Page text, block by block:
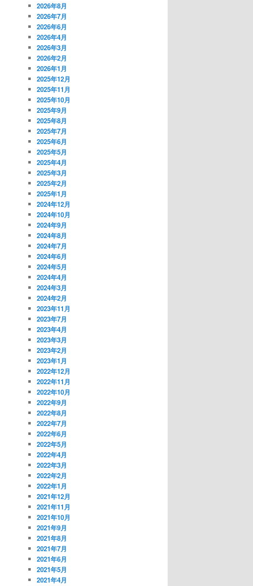
2026年8月
2026年7月
2026年6月
2026年4月
2026年3月
2026年2月
2026年1月
2025年12月
2025年11月
2025年10月
2025年9月
2025年8月
2025年7月
2025年6月
2025年5月
2025年4月
2025年3月
2025年2月
2025年1月
2024年12月
2024年10月
2024年9月
2024年8月
2024年7月
2024年6月
2024年5月
2024年4月
2024年3月
2024年2月
2023年11月
2023年7月
2023年4月
2023年3月
2023年2月
2023年1月
2022年12月
2022年11月
2022年10月
2022年9月
2022年8月
2022年7月
2022年6月
2022年5月
2022年4月
2022年3月
2022年2月
2022年1月
2021年12月
2021年11月
2021年10月
2021年9月
2021年8月
2021年7月
2021年6月
2021年5月
2021年4月